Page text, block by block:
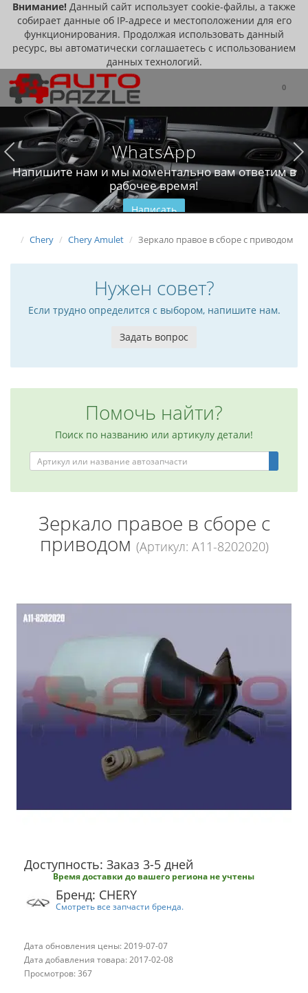
Внимание! Данный сайт использует cookie-файлы, а также
собирает данные об IP-адресе и местоположении для его
функционирования. Продолжая использовать данный
ресурс, вы автоматически соглашаетесь с использованием
данных технологий.
0
WhatsApp
Напишите нам и мы моментально вам ответим в
рабочее время!
Написать
Chery Chery Amulet Зеркало правое в сборе с приводом
Нужен совет?
Если трудно определится с выбором, напишите нам.
Задать вопрос
Помочь найти?
Поиск по названию или артикулу детали!
Зеркало правое в сборе с
приводом (Артикул: A11-8202020)
Доступность: Заказ 3-5 дней
Время доставки до вашего региона не учтены
Бренд: CHERY
Смотреть все запчасти бренда.
Дата обновления цены: 2019-07-07
Дата добавления товара: 2017-02-08
Просмотров: 367